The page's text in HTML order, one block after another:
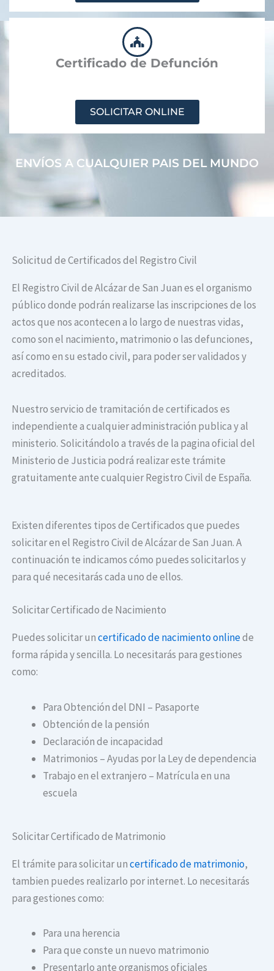
Certificado de Defunción
SOLICITAR ONLINE
ENVÍOS A CUALQUIER PAIS DEL MUNDO
Solicitud de Certificados del Registro Civil
El Registro Civil de Alcázar de San Juan es el organismo
público donde podrán realizarse las inscripciones de los
actos que nos acontecen a lo largo de nuestras vidas,
como son el nacimiento, matrimonio o las defunciones,
así como en su estado civil, para poder ser validados y
acreditados.
Nuestro servicio de tramitación de certificados es
independiente a cualquier administración publica y al
ministerio. Solicitándolo a través de la pagina oficial del
Ministerio de Justicia podrá realizar este trámite
gratuitamente ante cualquier Registro Civil de España.
Existen diferentes tipos de Certificados que puedes
solicitar en el Registro Civil de Alcázar de San Juan. A
continuación te indicamos cómo puedes solicitarlos y
para qué necesitarás cada uno de ellos.
Solicitar Certificado de Nacimiento
Puedes solicitar uncertificado de nacimiento onlinede
forma rápida y sencilla. Lo necesitarás para gestiones
como:
Para Obtención del DNI – Pasaporte
Obtención de la pensión
Declaración de incapacidad
Matrimonios – Ayudas por la Ley de dependencia
Trabajo en el extranjero – Matrícula en una
escuela
Solicitar Certificado de Matrimonio
El trámite para solicitar uncertificado de matrimonio,
tambien puedes realizarlo por internet. Lo necesitarás
para gestiones como:
Para una herencia
Para que conste un nuevo matrimonio
Presentarlo ante organismos oficiales